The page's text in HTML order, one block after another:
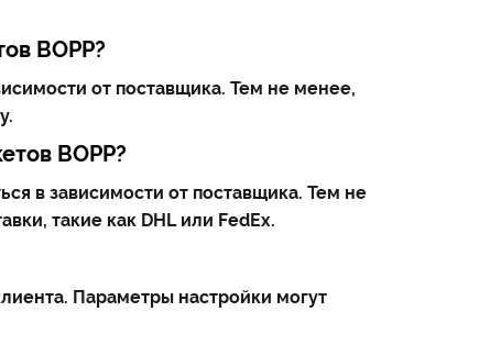
BOPP?
от поставщика. Тем не менее,
BOPP?
в зависимости от поставщика. Тем не
такие как DHL или FedEx.
Параметры настройки могут